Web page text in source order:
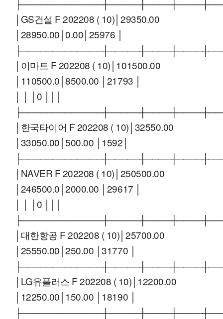
│GS건설 F 202208 ( 10)│29350.00
│28950.00│0.00│25976 │
│이마트 F 202208 ( 10)│101500.00
│110500.0│8500.00 │21793 │
│ │ │0 │││
│한국타이어 F 202208 ( 10)│32550.00
│33050.00│500.00 │1592│
│NAVER F 202208 ( 10)│250500.00
│246500.0│2000.00 │29617 │
│ │ │0 │││
│대한항공 F 202208 ( 10)│25700.00
│25550.00│250.00 │31770 │
│LG유플러스 F 202208 ( 10)│12200.00
│12250.00│150.00 │18190 │